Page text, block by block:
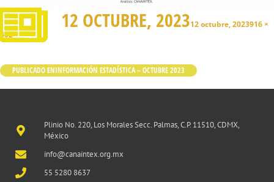
12 OCTUBRE, 202312 octubre, 2023916 ×
402
PUBLICADO ENINFORMACIÓN ESTADÍSTICA – OCTUBRE 2023
Plinio No. 220, Los Morales Secc. Palmas, C.P. 11510, CDMX,
México
info@canaintex.org.mx
55 5280 8637